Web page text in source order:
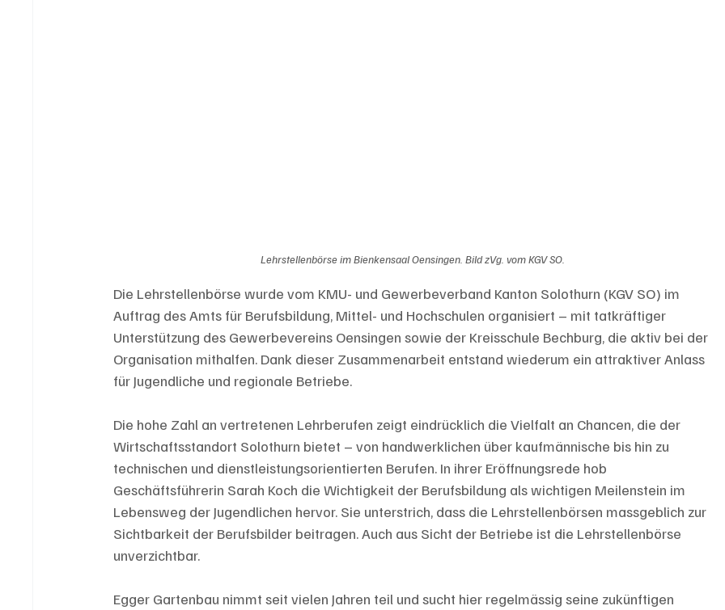
Lehrstellenbörse im Bienkensaal Oensingen. Bild zVg. vom KGV SO.
Die Lehrstellenbörse wurde vom KMU- und Gewerbeverband Kanton Solothurn (KGV SO) im
Auftrag des Amts für Berufsbildung, Mittel- und Hochschulen organisiert – mit tatkräftiger
Unterstützung des Gewerbevereins Oensingen sowie der Kreisschule Bechburg, die aktiv bei der
Organisation mithalfen. Dank dieser Zusammenarbeit entstand wiederum ein attraktiver Anlass
für Jugendliche und regionale Betriebe.
Die hohe Zahl an vertretenen Lehrberufen zeigt eindrücklich die Vielfalt an Chancen, die der
Wirtschaftsstandort Solothurn bietet – von handwerklichen über kaufmännische bis hin zu
technischen und dienstleistungsorientierten Berufen. In ihrer Eröffnungsrede hob
Geschäftsführerin Sarah Koch die Wichtigkeit der Berufsbildung als wichtigen Meilenstein im
Lebensweg der Jugendlichen hervor. Sie unterstrich, dass die Lehrstellenbörsen massgeblich zur
Sichtbarkeit der Berufsbilder beitragen. Auch aus Sicht der Betriebe ist die Lehrstellenbörse
unverzichtbar.
Egger Gartenbau nimmt seit vielen Jahren teil und sucht hier regelmässig seine zukünftigen